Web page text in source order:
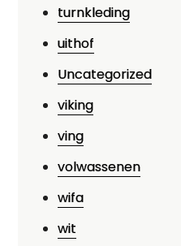
turnkleding
uithof
Uncategorized
viking
ving
volwassenen
wifa
wit